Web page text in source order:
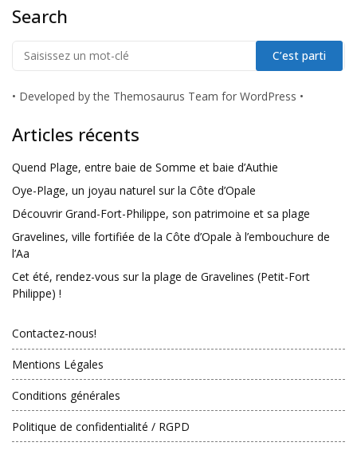
Search
• Developed by the Themosaurus Team for WordPress •
Articles récents
Quend Plage, entre baie de Somme et baie d’Authie
Oye-Plage, un joyau naturel sur la Côte d’Opale
Découvrir Grand-Fort-Philippe, son patrimoine et sa plage
Gravelines, ville fortifiée de la Côte d’Opale à l’embouchure de
l’Aa
Cet été, rendez-vous sur la plage de Gravelines (Petit-Fort
Philippe) !
Contactez-nous!
Mentions Légales
Conditions générales
Politique de confidentialité / RGPD